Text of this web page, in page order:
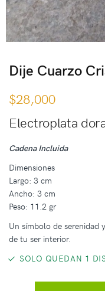
Dije Cuarzo
$28,000
Electroplata
Cadena Incluida
Dimensiones
Largo: 3 cm
Ancho: 3 cm
Peso: 11.2 gr
Un símbolo de serenidad
de tu ser interior.
SOLO QUEDAN 1